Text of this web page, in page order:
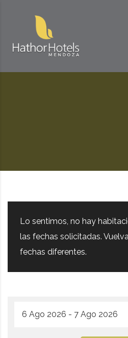
Lo sentimos, no hay
las fechas solicitadas.
fechas diferentes.